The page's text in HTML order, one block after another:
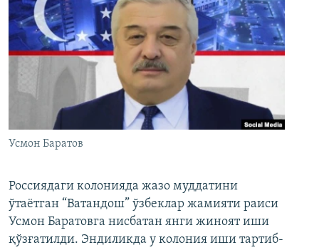
Усмон Баратов
Россиядаги колонияда жазо муддатини
ўтаётган “Ватандош” ўзбеклар жамияти раиси
Усмон Баратовга нисбатан янги жиноят иши
қўзғатилди. Эндиликда у колония иши тартиб-